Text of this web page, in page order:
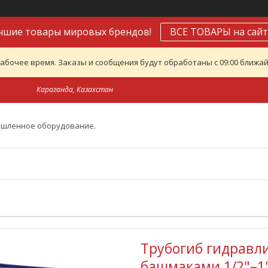
товары мировых брендов! ВСЕ ТОВАРЫ на
время. Заказы и сообщения будут обработаны с 09:00
Караганда, Казахстан
оборудование.
Трубогиб